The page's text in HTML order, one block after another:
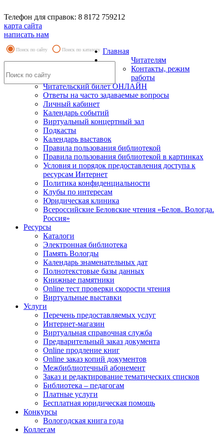
Телефон для справок: 8 8172 759212
карта сайта
написать нам
Поиск по сайту Поиск по каталогу Главная
Читателям
Контакты, режим
работы
Читательский билет ОНЛАЙН
Ответы на часто задаваемые вопросы
Личный кабинет
Календарь событий
Виртуальный концертный зал
Подкасты
Календарь выставок
Правила пользования библиотекой
Правила пользования библиотекой в картинках
Условия и порядок предоставления доступа к
ресурсам Интернет
Политика конфиденциальности
Клубы по интересам
Юридическая клиника
Всероссийские Беловские чтения «Белов. Вологда.
Россия»
Ресурсы
Каталоги
Электронная библиотека
Память Вологды
Календарь знаменательных дат
Полнотекстовые базы данных
Книжные памятники
Online тест проверки скорости чтения
Виртуальные выставки
Услуги
Перечень предоставляемых услуг
Интернет-магазин
Виртуальная справочная служба
Предварительный заказ документа
Online продление книг
Online заказ копий документов
Межбиблиотечный абонемент
Заказ и редактирование тематических списков
Библиотека – педагогам
Платные услуги
Бесплатная юридическая помощь
Конкурсы
Вологодская книга года
Коллегам